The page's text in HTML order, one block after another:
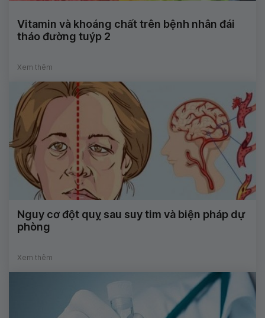
Vitamin và khoáng chất trên bệnh nhân đái
tháo đường tuýp 2
Xem thêm
Nguy cơ đột quỵ sau suy tim và biện pháp dự
phòng
Xem thêm